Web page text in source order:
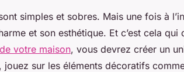
simples et sobres. Mais une fois à
et son esthétique. Et c’est cela
votre maison, vous devrez créer un
sur les éléments décoratifs